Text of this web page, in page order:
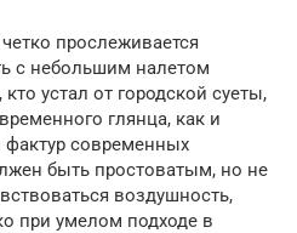
прослеживается
с небольшим налетом
устал от городской суеты,
глянца, как и
современных
быть простоватым, но не
воздушность,
при умелом подходе в